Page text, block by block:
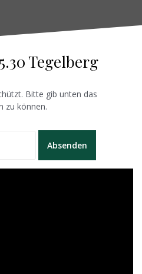
Tegelberg
Bitte gib unten das
zu können.